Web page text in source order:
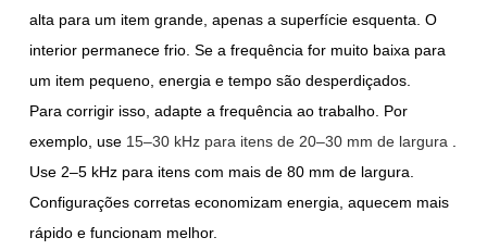
alta para um item grande, apenas a superfície esquenta. O
interior permanece frio. Se a frequência for muito baixa para
um item pequeno, energia e tempo são desperdiçados.
Para corrigir isso, adapte a frequência ao trabalho. Por
exemplo, use 15–30 kHz para itens de 20–30 mm de largura
Use 2–5 kHz para itens com mais de 80 mm de largura.
Configurações corretas economizam energia, aquecem mais
rápido e funcionam melhor.